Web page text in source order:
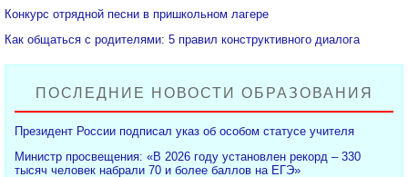
Конкурс отрядной песни в пришкольном лагере
Как общаться с родителями: 5 правил конструктивного диалога
ПОСЛЕДНИЕ НОВОСТИ ОБРАЗОВАНИЯ
Президент России подписал указ об особом статусе учителя
Министр просвещения: «В 2026 году установлен рекорд – 330
тысяч человек набрали 70 и более баллов на ЕГЭ»